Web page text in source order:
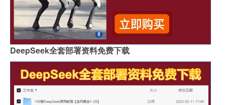
DeepSeek全套部署资料免费下载